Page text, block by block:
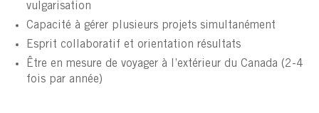
vulgarisation
Capacité à gérer plusieurs projets simultanément
Esprit collaboratif et orientation résultats
Être en mesure de voyager à l’extérieur du Canada (2-4
fois par année)